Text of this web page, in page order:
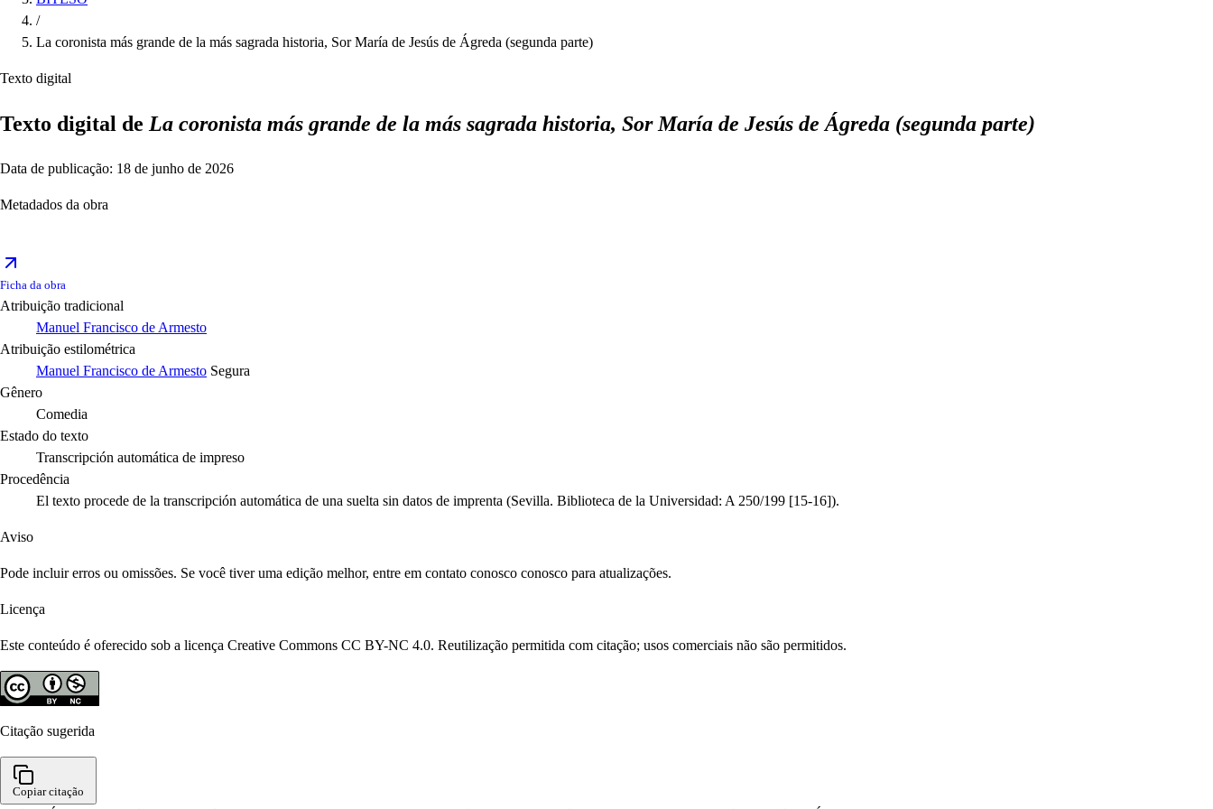
/
La coronista más grande de la más sagrada historia, Sor María de Jesús de Ágreda (segunda parte)
Texto digital
Texto digital de La coronista más grande de la más sagrada historia, Sor María de Jesús de Ágreda (segunda parte)
Data de publicação: 18 de junho de 2026
Metadados da obra
Ficha da obra
Atribuição tradicional
Manuel Francisco de Armesto
Atribuição estilométrica
Manuel Francisco de Armesto Segura
Gênero
Comedia
Estado do texto
Transcripción automática de impreso
Procedência
El texto procede de la transcripción automática de una suelta sin datos de imprenta (Sevilla. Biblioteca de la Universidad: A 250/199 [15-16]).
Aviso
Pode incluir erros ou omissões. Se você tiver uma edição melhor, entre em contato conosco conosco para atualizações.
Licença
Este conteúdo é oferecido sob a licença Creative Commons CC BY-NC 4.0. Reutilização permitida com citação; usos comerciais não são permitidos.
Citação sugerida
Copiar citação